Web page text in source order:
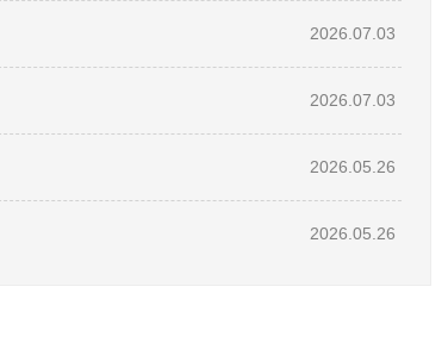
2026.07.03
2026.07.03
2026.05.26
2026.05.26